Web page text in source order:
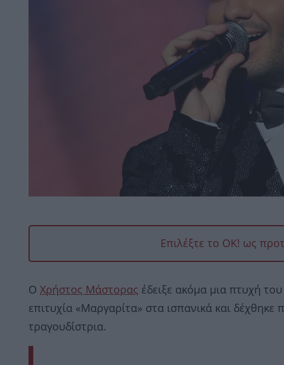
Επιλέξτε το OK! ως
Ο Χρήστος Μάστορας έδειξε ακόμα μια πτυχή
επιτυχία «Μαργαρίτα» στα ισπανικά και
τραγουδίστρια.